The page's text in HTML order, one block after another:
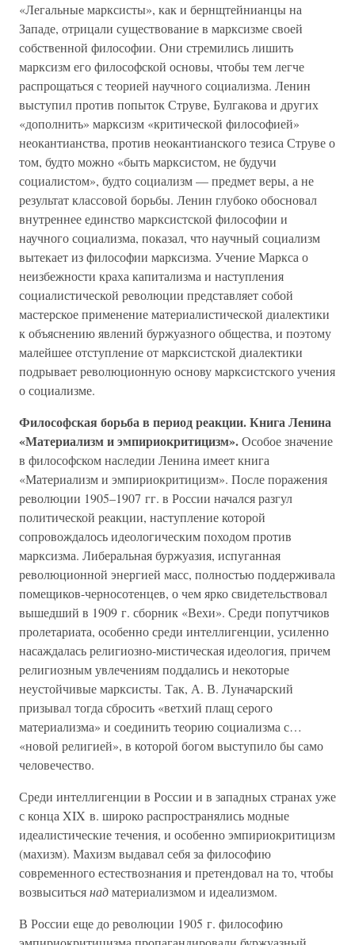
«Легальные марксисты», как и бернщтейнианцы на
Западе, отрицали существование в марксизме своей
собственной философии. Они стремились лишить
марксизм его философской основы, чтобы тем легче
распрощаться с теорией научного социализма. Ленин
выступил против попыток Струве, Булгакова и других
«дополнить» марксизм «критической философией»
неокантианства, против неокантианского тезиса Струве о
том, будто можно «быть марксистом, не будучи
социалистом», будто социализм — предмет веры, а не
результат классовой борьбы. Ленин глубоко обосновал
внутреннее единство марксистской философии и
научного социализма, показал, что научный социализм
вытекает из философии марксизма. Учение Маркса о
неизбежности краха капитализма и наступления
социалистической революции представляет собой
мастерское применение материалистической диалектики
к объяснению явлений буржуазного общества, и поэтому
малейшее отступление от марксистской диалектики
подрывает революционную основу марксистского учения
о социализме.
Философская борьба в период реакции. Книга Ленина
«Материализм и эмпириокритицизм».Особое значение
в философском наследии Ленина имеет книга
«Материализм и эмпириокритицизм». После поражения
революции 1905–1907 гг. в России начался разгул
политической реакции, наступление которой
сопровождалось идеологическим походом против
марксизма. Либеральная буржуазия, испуганная
революционной энергией масс, полностью поддерживала
помещиков-черносотенцев, о чем ярко свидетельствовал
вышедший в 1909 г. сборник «Вехи». Среди попутчиков
пролетариата, особенно среди интеллигенции, усиленно
насаждалась религиозно-мистическая идеология, причем
религиозным увлечениям поддались и некоторые
неустойчивые марксисты. Так, А. В. Луначарский
призывал тогда сбросить «ветхий плащ серого
материализма» и соединить теорию социализма с…
«новой религией», в которой богом выступило бы само
человечество.
Среди интеллигенции в России и в западных странах уже
с конца XIX в. широко распространялись модные
идеалистические течения, и особенно эмпириокритицизм
(махизм). Махизм выдавал себя за философию
современного естествознания и претендовал на то, чтобы
возвыситьсянадматериализмом и идеализмом.
В России еще до революции 1905 г. философию